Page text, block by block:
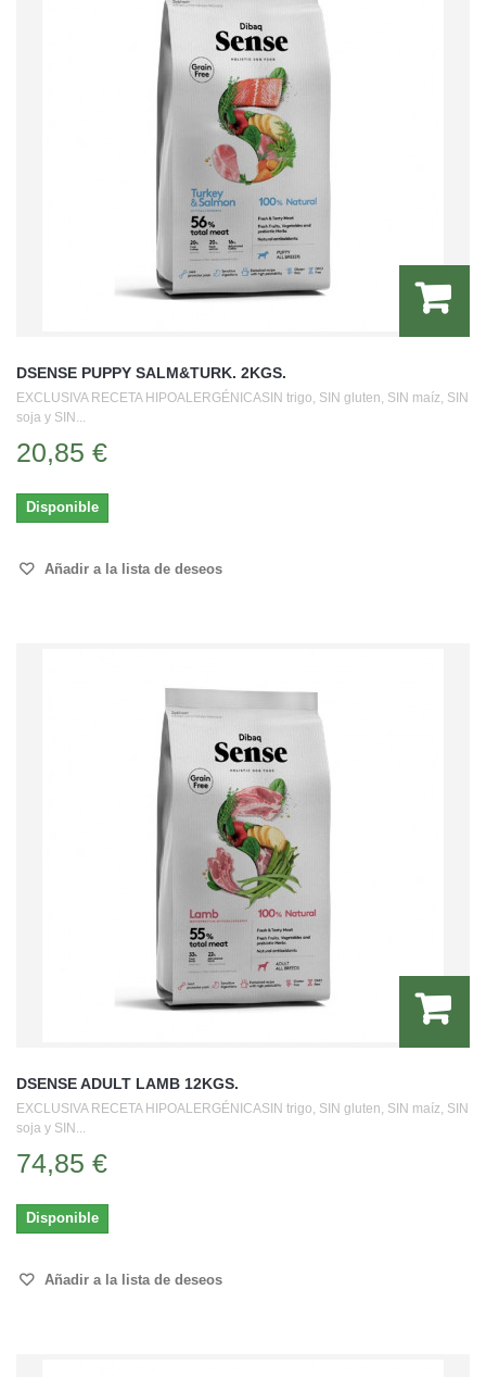
DSENSE PUPPY SALM&TURK. 2KGS.
EXCLUSIVA RECETA HIPOALERGÉNICASIN trigo, SIN gluten, SIN maíz, SIN
soja y SIN...
20,85 €
Disponible
Añadir a la lista de deseos
DSENSE ADULT LAMB 12KGS.
EXCLUSIVA RECETA HIPOALERGÉNICASIN trigo, SIN gluten, SIN maíz, SIN
soja y SIN...
74,85 €
Disponible
Añadir a la lista de deseos